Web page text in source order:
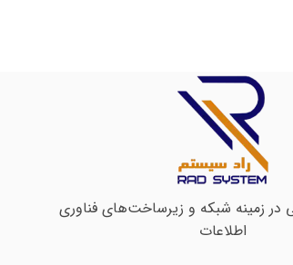
زمینه شبکه و زیرساخت‌های فناوری
اطلاعات